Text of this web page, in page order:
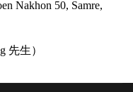
Nakhon 50, Samre,
先生）